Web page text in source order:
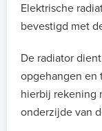
Elektrische
bevestigd met
De radiator
opgehangen en
hierbij rekening
onderzijde van